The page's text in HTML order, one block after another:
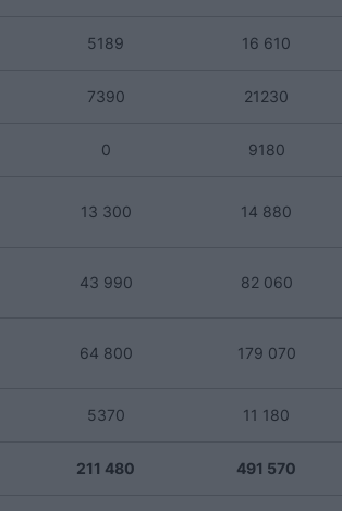
5189 16 610
7390 21230
0 9180
13 300 14 880
43 990 82 060
64 800 179 070
5370 11 180
211 480 491 570